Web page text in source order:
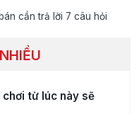
cần trả lời 7 câu hỏi
từ lúc này sẽ